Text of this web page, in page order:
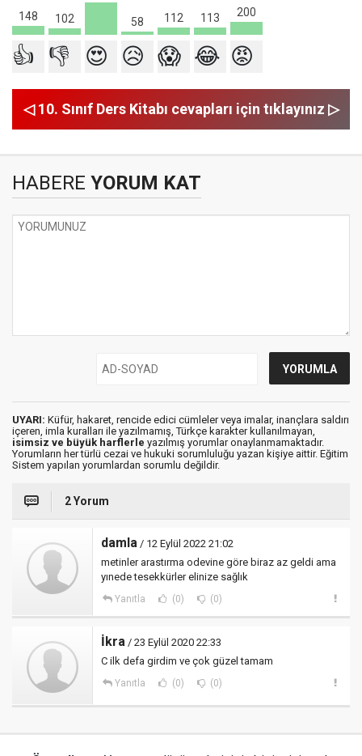
148 102 58 112 113 200
👍 👎 😍 😥 😱 😂 😡
◁ 10. Sınıf Ders Kitabı cevapları için tıklayınız ▷
HABERE YORUM KAT
UYARI: Küfür, hakaret, rencide edici cümleler veya imalar, inançlara saldırı
içeren, imla kuralları ile yazılmamış, Türkçe karakter kullanılmayan,
isimsiz ve büyük harflerle yazılmış yorumlar onaylanmamaktadır.
Yorumların her türlü cezai ve hukuki sorumluluğu yazan kişiye aittir. Eğitim
Sistem yapılan yorumlardan sorumlu değildir.
2 Yorum
damla / 12 Eylül 2022 21:02
metinler arastırma odevine göre biraz az geldi ama
yınede tesekkürler elinize sağlık
Yanıtla (0) (0)
İkra / 23 Eylül 2020 22:33
C ilk defa girdim ve çok güzel tamam
Yanıtla (0) (0)